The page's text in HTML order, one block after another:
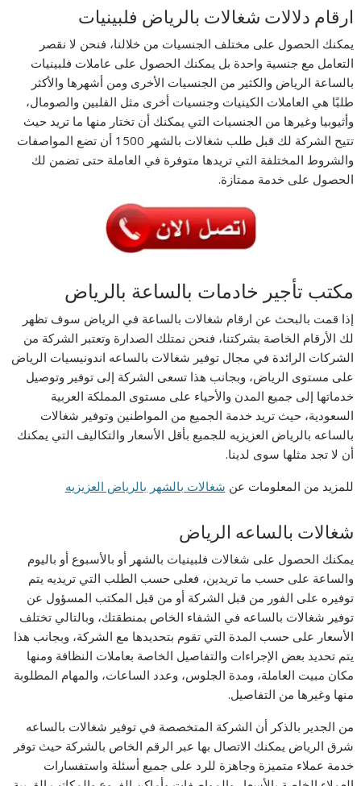
ارقام دلالات شغالات بالرياض فلبينيات
يمكنك الحصول على مختلف الجنسيات من خلالنا، فنحن لا نقصر
التعامل مع جنسية واحدة بل يمكنك الحصول على عاملات فلبينيات
بالساعة الرياض والكثير من الجنسيات الأخرى ومن أشهرها والأكثر
طلبًا هي العاملات الكينيات وجنسيات أخرى مثل الفلبين والصومال،
وأثيوبيا وغيرها من الجنسيات التي يمكنك أن تختار منها ما تريد حيث
تتيح الشركة لك قبل طلب شغالات بالشهر 1500 أن تضع المواصفات
والشروط المختلفة التي تريدها متوفرة في العاملة حتى تضمن لك
الحصول على خدمة ممتازة.
مكتب تأجير خادمات بالساعة بالرياض
إذا قمت بالبحث عن ارقام شغالات بالساعة في الرياض سوف تظهر
لك الأرقام الخاصة بشركتنا، فنحن نمتلك الصدارة وتعتبر الشركة من
الشركات الرائدة في مجال توفير شغالات بالساعه اندونيسيات الرياض
على مستوى الرياض، وبجانب هذا تسعى الشركة إلى توفير وتوصيل
خدماتها إلى جميع المدن والأحياء على مستوى المملكة العربية
السعودية، حيث تريد خدمة الجميع من المواطنين وتوفير شغالات
بالساعه بالرياض العزيزيه للجميع بأقل الأسعار والتكاليف التي يمكنك
أن لا تجد مثلها سوى لدينا.
للمزيد من المعلومات عن شغالات بالشهر بالرياض العزيزيه
شغالات بالساعه الرياض
يمكنك الحصول على شغالات فلبينيات بالشهر أو بالأسبوع أو باليوم
والساعة على حسب ما تريدين، فعلى حسب الطلب التي تريديه يتم
توفيره على الفور من قبل الشركة أو من قبل المكتب المسؤول عن
توفير شغالات بالساعه في الشفاء الخاص بمنطقتك، وبالتالي تختلف
الأسعار على حسب المدة التي تقوم بتحديدها مع الشركة، وبجانب هذا
يتم تحديد بعض الإجراءات والتفاصيل الخاصة بعاملات النظافة ومنها
مكان مبيت العاملة، ومدة الجلوس، وعدد الساعات، والمهام المطلوبة
منها وغيرها من التفاصيل.
من الجدير بالذكر أن الشركة المتخصصة في توفير شغالات بالساعه
شرق الرياض يمكنك الاتصال بها عبر الرقم الخاص بالشركة حيث توفر
خدمة عملاء متميزة وجاهزة للرد على جميع أسئلة واستفسارات